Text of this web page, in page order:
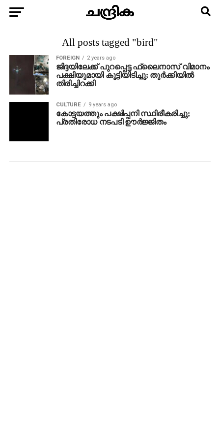
All posts tagged "bird"
FOREIGN 2 years ago
ജിദ്ദയിലേക്ക് പുറപ്പെട്ട ഫ്ലൈനാസ് വിമാനം
പക്ഷിയുമായി കൂട്ടിയിടിച്ചു; തുര്‍ക്കിയില്‍
തിരിച്ചിറക്കി
CULTURE 9 years ago
കോട്ടയത്തും പക്ഷിപ്പനി സ്ഥിരീകരിച്ചു;
പ്രതിരോധ നടപടി ഊര്‍ജ്ജിതം